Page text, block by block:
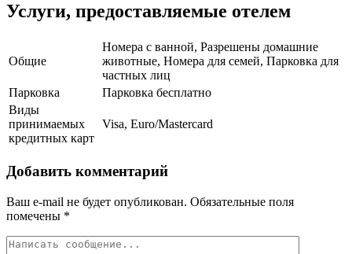
Услуги, предоставляемые отелем
Общие
Номера с ванной, Разрешены домашние
животные, Номера для семей, Парковка для
частных лиц
Парковка
Парковка бесплатно
Виды
принимаемых
кредитных карт
Visa, Euro/Mastercard
Добавить комментарий
Ваш e-mail не будет опубликован. Обязательные поля
помечены *